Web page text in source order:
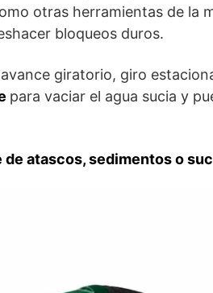
otras herramientas de la
bloqueos duros.
giratorio, giro
para vaciar el agua sucia y
atascos, sedimentos o